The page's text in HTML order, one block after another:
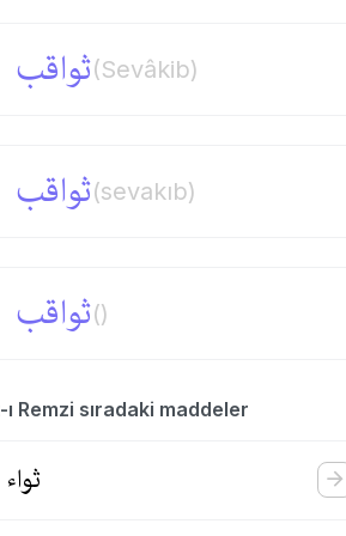
ثواقب(Sevâkib)
ثواقب(sevakıb)
ثواقب()
Remzi sıradaki maddeler
ثواء